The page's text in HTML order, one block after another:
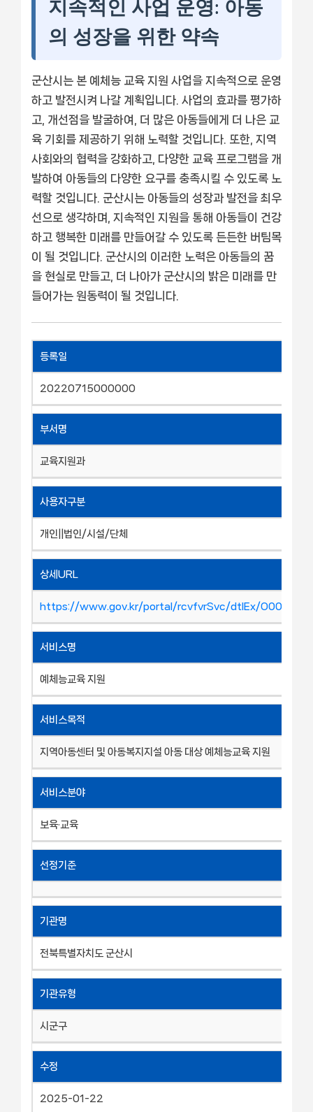
지속적인 사업 운영: 아동
의 성장을 위한 약속
군산시는 본 예체능 교육 지원 사업을 지속적으로 운영
하고 발전시켜 나갈 계획입니다. 사업의 효과를 평가하
고, 개선점을 발굴하여, 더 많은 아동들에게 더 나은 교
육 기회를 제공하기 위해 노력할 것입니다. 또한, 지역
사회와의 협력을 강화하고, 다양한 교육 프로그램을 개
발하여 아동들의 다양한 요구를 충족시킬 수 있도록 노
력할 것입니다. 군산시는 아동들의 성장과 발전을 최우
선으로 생각하며, 지속적인 지원을 통해 아동들이 건강
하고 행복한 미래를 만들어갈 수 있도록 든든한 버팀목
이 될 것입니다. 군산시의 이러한 노력은 아동들의 꿈
을 현실로 만들고, 더 나아가 군산시의 밝은 미래를 만
들어가는 원동력이 될 것입니다.
등록일
20220715000000
부서명
교육지원과
사용자구분
개인||법인/시설/단체
상세URL
https://www.gov.kr/portal/rcvfvrSvc/dtlEx/
서비스명
예체능교육 지원
서비스목적
지역아동센터 및 아동복지지설 아동 대상 예체능교육 지원
서비스분야
보육·교육
선정기준
기관명
전북특별자치도 군산시
기관유형
시군구
수정
2025-01-22